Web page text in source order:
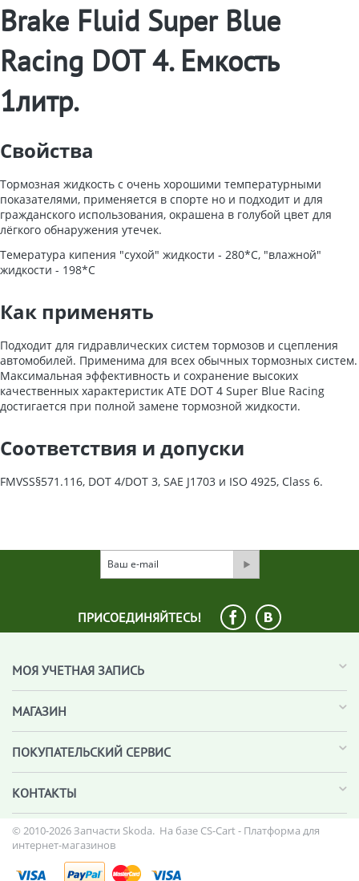
Brake Fluid Super Blue
Racing DOT 4. Емкость
1литр.
Свойства
Тормозная жидкость с очень хорошими температурными
показателями, применяется в спорте но и подходит и для
гражданского использования, окрашена в голубой цвет для
лёгкого обнаружения утечек.
Темература кипения "сухой" жидкости - 280*C, "влажной"
жидкости - 198*C
Как применять
Подходит для гидравлических систем тормозов и сцепления
автомобилей. Применима для всех обычных тормозных систем.
Максимальная эффективность и сохранение высоких
качественных характеристик ATE DOT 4 Super Blue Racing
достигается при полной замене тормозной жидкости.
Соответствия и допуски
FMVSS§571.116, DOT 4/DOT 3, SAE J1703 и ISO 4925, Class 6.
ПРИСОЕДИНЯЙТЕСЬ!
МОЯ УЧЕТНАЯ ЗАПИСЬ
МАГАЗИН
ПОКУПАТЕЛЬСКИЙ СЕРВИС
КОНТАКТЫ
© 2010-2026 Запчасти Skoda. На базе CS-Cart - Платформа для
интернет-магазинов